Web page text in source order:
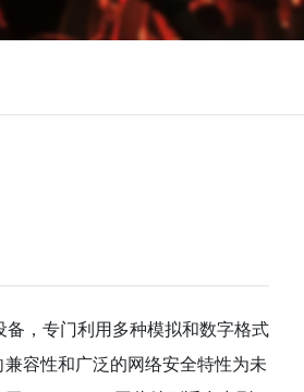
，专门利用多种模拟和数字格式
容性和广泛的网络安全特性为未